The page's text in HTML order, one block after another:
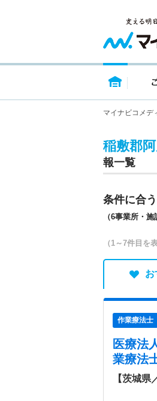
トップ
マイナビコメデ
稲敷郡
報一覧
条件に合
（6事業所・
（1～7件目を
お
作業療法士
医療法
業療法
【茨城